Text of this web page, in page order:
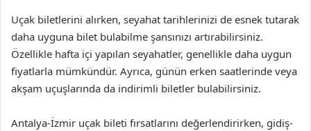
Uçak biletlerini alırken, seyahat tarihlerinizi de esnek tutarak
daha uyguna bilet bulabilme şansınızı artırabilirsiniz.
Özellikle hafta içi yapılan seyahatler, genellikle daha uygun
fiyatlarla mümkündür. Ayrıca, günün erken saatlerinde veya
akşam uçuşlarında da indirimli biletler bulabilirsiniz.
Antalya-İzmir uçak bileti fırsatlarını değerlendirirken, gidiş-